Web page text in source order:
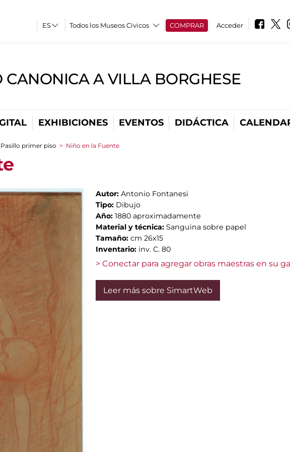
Todos los Museos Cívicos COMPRAR Acceder
CANONICA A VILLA BORGHESE
EXHIBICIONES EVENTOS DIDÁCTICA
Pasillo primer piso > Niño en la Fuente
Autor: Antonio Fontanesi
Tipo: Dibujo
Año: 1880 aproximadamente
Material y técnica: Sanguina sobre papel
Tamaño: cm 26x15
Inventario: inv. C. 80
> Conectar para agregar obras maestras en su
Leer más sobre SimartWeb